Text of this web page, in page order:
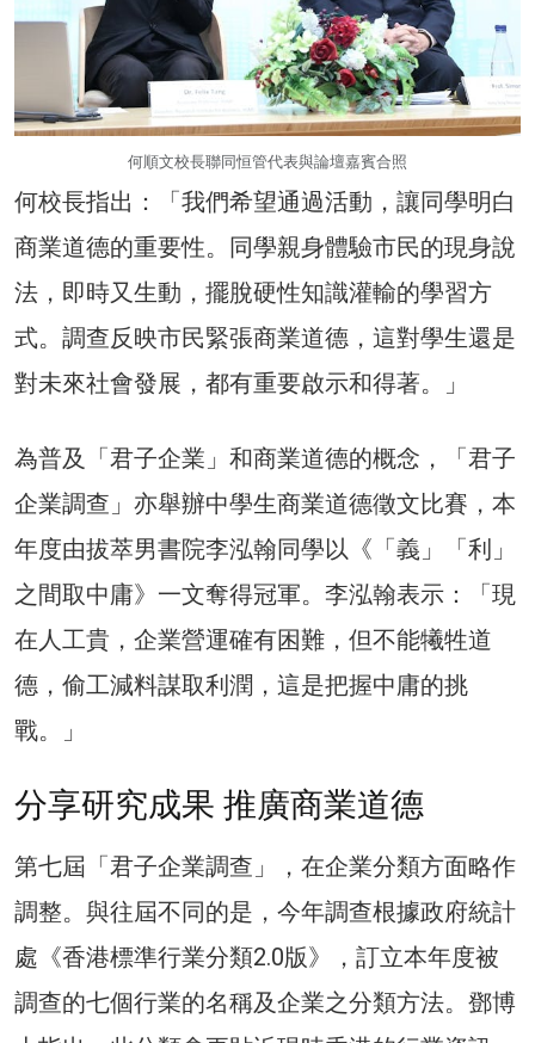
何順文校長聯同恒管代表與論壇嘉賓合照
何校長指出：「我們希望通過活動，讓同學明白
商業道德的重要性。同學親身體驗市民的現身說
法，即時又生動，擺脫硬性知識灌輸的學習方
式。調查反映市民緊張商業道德，這對學生還是
對未來社會發展，都有重要啟示和得著。」
為普及「君子企業」和商業道德的概念，「君子
企業調查」亦舉辦中學生商業道德徵文比賽，本
年度由拔萃男書院李泓翰同學以《「義」「利」
之間取中庸》一文奪得冠軍。李泓翰表示：「現
在人工貴，企業營運確有困難，但不能犧牲道
德，偷工減料謀取利潤，這是把握中庸的挑
戰。」
分享研究成果 推廣商業道德
第七屆「君子企業調查」，在企業分類方面略作
調整。與往屆不同的是，今年調查根據政府統計
處《香港標準行業分類2.0版》，訂立本年度被
調查的七個行業的名稱及企業之分類方法。鄧博